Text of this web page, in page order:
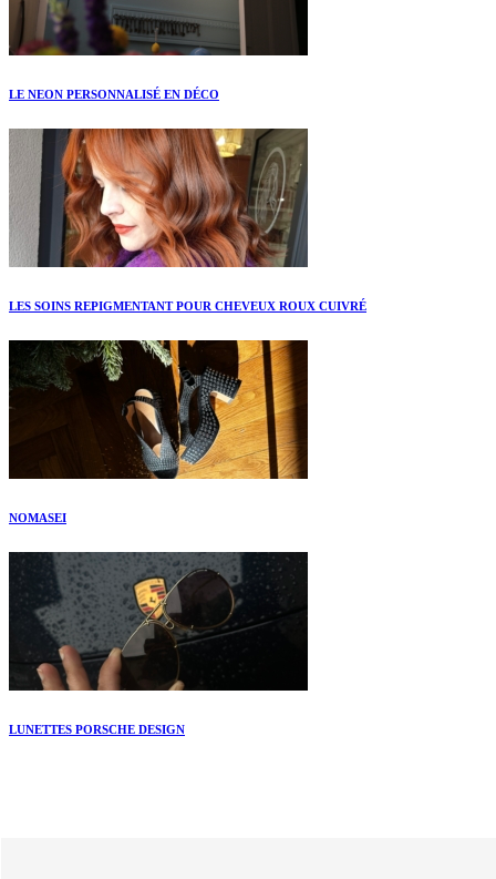
LE NEON PERSONNALISÉ EN DÉCO
LES SOINS REPIGMENTANT POUR CHEVEUX ROUX CUIVRÉ
NOMASEI
LUNETTES PORSCHE DESIGN